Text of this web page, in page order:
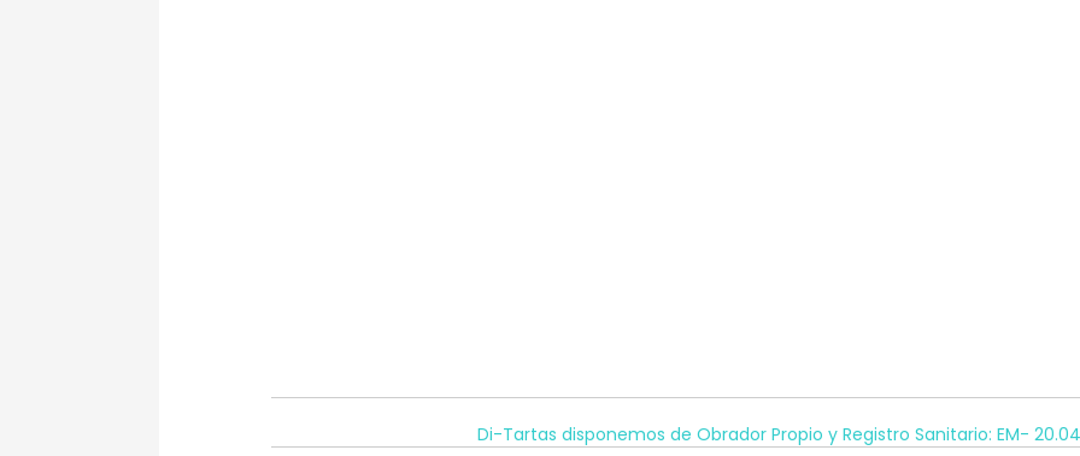
Di-Tartas disponemos de Obrador Propio y Registro Sanitario: EM-